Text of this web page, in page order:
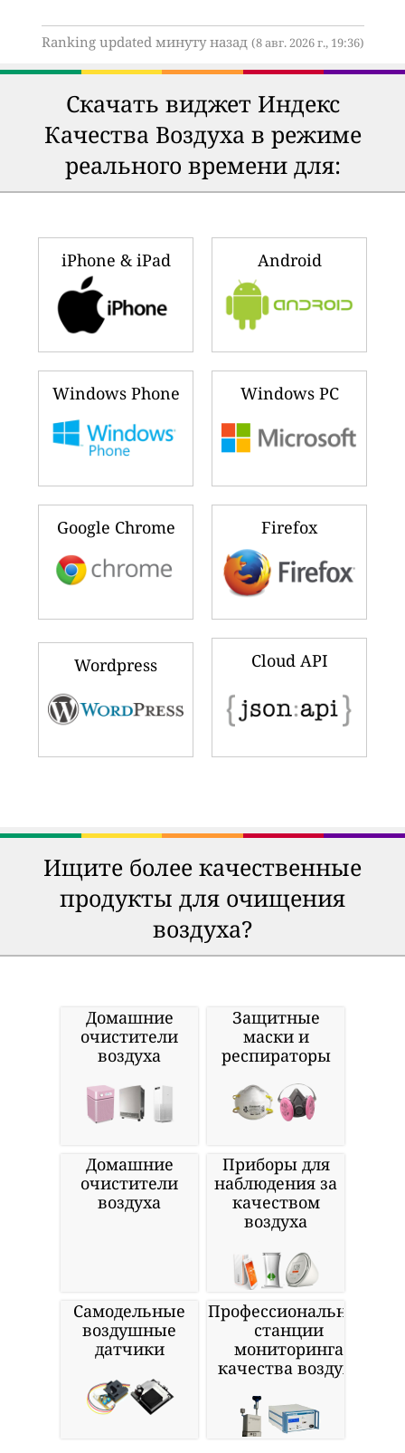
Ranking updated минуту назад (8 авг. 2026 г., 19:36)
Скачать виджет Индекс
Качества Воздуха в режиме
реального времени для:
iPhone & iPad Android
Windows Phone Windows PC
Google Chrome Firefox
Wordpress Cloud API
Ищите более качественные
продукты для очищения
воздуха?
Домашние
очистители
воздуха
Защитные
маски и
респираторы
Домашние
очистители
воздуха
Приборы для
наблюдения за
качеством
воздуха
Самодельные
воздушные
датчики
Профессиональные
станции
мониторинга
качества воздуха